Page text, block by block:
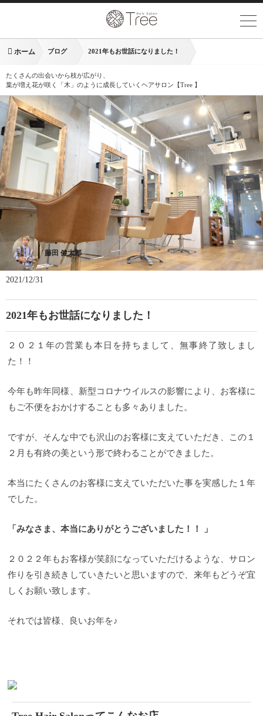
ホーム ブログ 2021年もお世話になりました！
たくさんの出会いから枝が広がり、
葉が増え花が咲く「木」のように成長していくヘアサロン【Tree 】
藤田 健太郎
2021/12/31
2021年もお世話になりました！
２０２１年の営業も本日を持ちまして、無事終了致しまし
た！！
今年も昨年同様、新型コロナウイルスの影響により、お客様に
もご不便をおかけすることも多々ありました。
ですが、そんな中でも沢山のお客様に支えていただき、この１
２月も有終の美という形で終わることができました。
本当にたくさんのお客様に支えていただいた事を実感した１年
でした。
「みなさま、本当にありがとうございました！！ 」
２０２２年もお客様が笑顔になっていただけるような、サロン
作りを引き続きしていきたいと思いますので、来年もどうぞ宜
しくお願い致します。
それでは皆様、良いお年を♪